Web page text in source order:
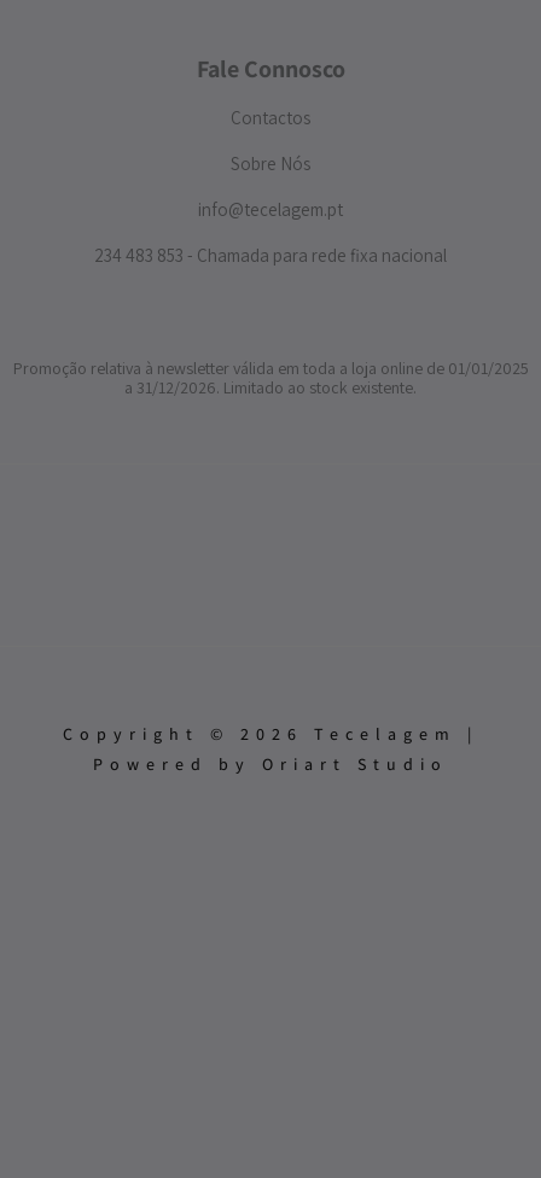
Fale Connosco
Contactos
Sobre Nós
info@tecelagem.pt
234 483 853 - Chamada para rede fixa nacional
Promoção relativa à newsletter válida em toda a loja online de 01/01/2025
a 31/12/2026. Limitado ao stock existente.
Copyright © 2026 Tecelagem |
Powered by Oriart Studio